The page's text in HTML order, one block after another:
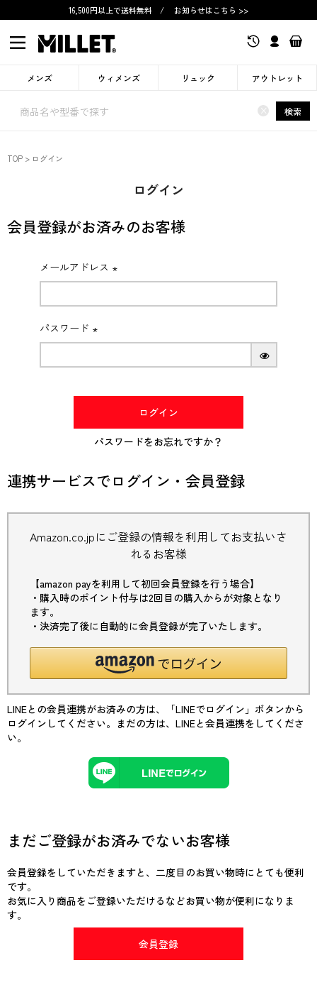
16,500円以上で送料無料 / お知らせはこちら >>
メンズ ウィメンズ リュック アウトレット
× 検索
TOP ログイン
ログイン
会員登録がお済みのお客様
メールアドレス
(必
パスワード
(必
ログイン
パスワードをお忘れですか？
連携サービスでログイン・会員登録
Amazon.co.jpにご登録の情報を利用してお支払いさ
れるお客様
【amazon payを利用して初回会員登録を行う場合】
・購入時のポイント付与は2回目の購入からが対象となり
ます。
・決済完了後に自動的に会員登録が完了いたします。
LINEとの会員連携がお済みの方は、「LINEでログイン」ボタンから
ログインしてください。まだの方は、 LINEと会員連携をしてくださ
い。
まだご登録がお済みでないお客様
会員登録をしていただきますと、二度目のお買い物時にとても便利
です。
お気に入り商品をご登録いただけるなどお買い物が便利になりま
す。
会員登録